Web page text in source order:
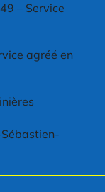
– Service
agréé en